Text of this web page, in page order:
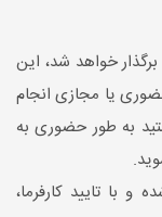
خواهد شد، این
یا مجازی انجام
به طور حضوری به
با تایید کارفرما،